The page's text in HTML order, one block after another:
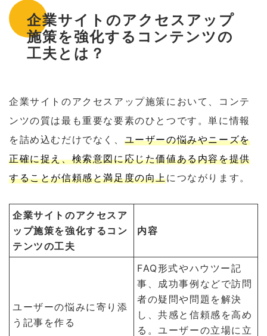
企業サイトのアクセスアップ
施策を強化するコンテンツの
工夫とは？
企業サイトのアクセスアップ施策において、コンテ
ンツの質は最も重要な要素のひとつです。単に情報
を詰め込むだけでなく、 ユーザーの悩みやニーズを
正確に捉え、検索意図に応じた価値ある内容を提供
することが信頼感と満足度の向上につながります。
企業サイトのアクセスア
ップ施策を強化するコン
テンツの工夫
内容
ユーザーの悩みに寄り添
う記事を作る
FAQ形式やハウツー記
事、成功事例などで訪問
者の疑問や問題を解決
し、共感と信頼感を高め
る。ユーザーの立場に立